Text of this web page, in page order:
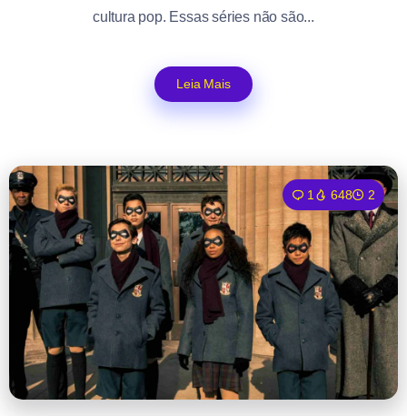
cultura pop. Essas séries não são...
Leia Mais
1 648 2